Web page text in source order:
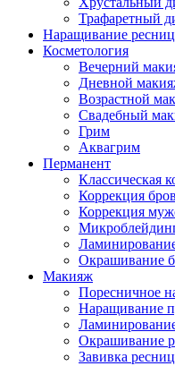
Трафаретный
Наращивание ресниц
Косметология
Вечерний
Дневной
Возрастной
Свадебный
Грим
Аквагрим
Перманент
Классическая
Коррекция
Коррекция
Окрашивание
Макияж
Поресничное
Наращивание
Окрашивание
Завивка ресниц